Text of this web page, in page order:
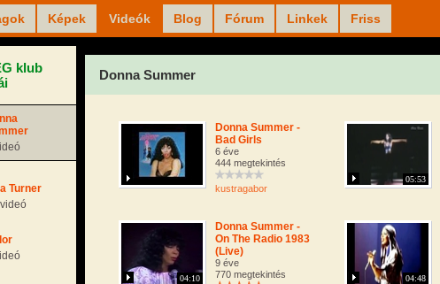
Képek Videók Blog Fórum Linkek Friss
klub
Turner
Donna Summer
Donna Summer -
Bad Girls
6 éve
444 megtekintés
kustragabor
05:53
04:10
Donna Summer -
On The Radio 1983
(Live)
9 éve
770 megtekintés
04:48